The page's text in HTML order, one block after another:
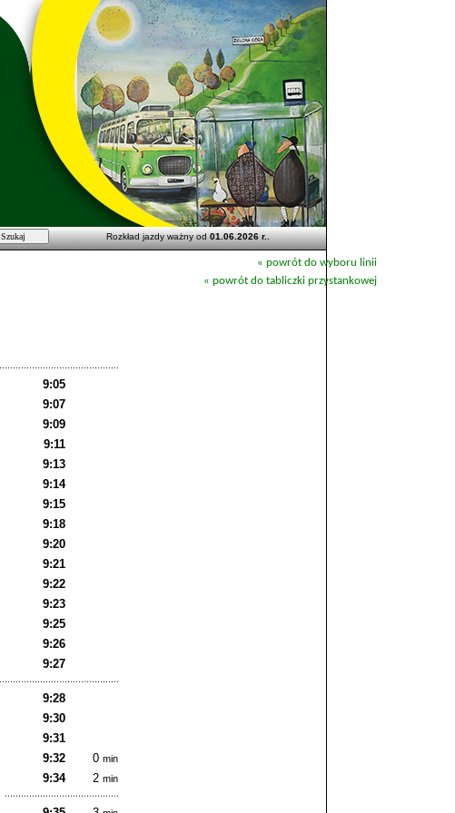
Rozkład jazdy ważny od01.06.2026 r..
« powrót do wyboru linii
« powrót do tabliczki przystankowej
9:05
9:07
9:09
9:11
9:13
9:14
9:15
9:18
9:20
9:21
9:22
9:23
9:25
9:26
9:27
9:28
9:30
9:31
9:32 0 min
9:34 2 min